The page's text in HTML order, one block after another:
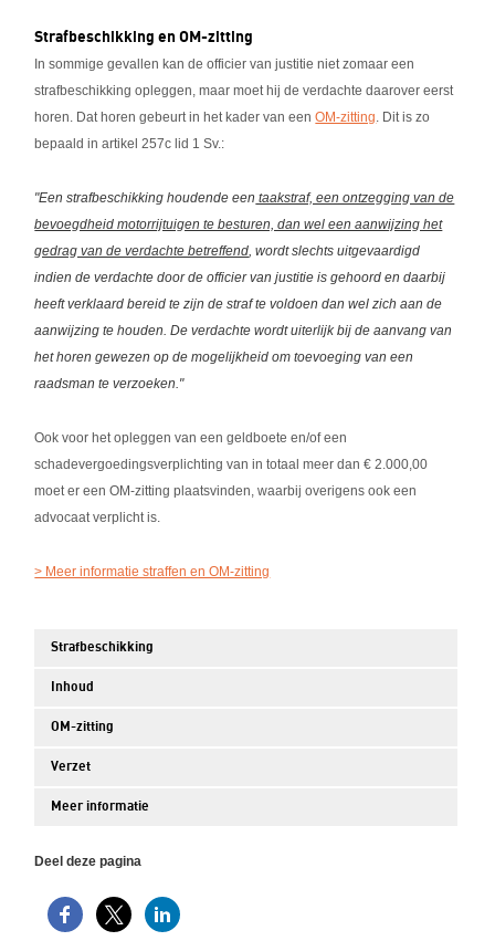
Strafbeschikking en OM-zitting
In sommige gevallen kan de officier van justitie niet zomaar een
strafbeschikking opleggen, maar moet hij de verdachte daarover eerst
horen. Dat horen gebeurt in het kader van eenOM-zitting. Dit is zo
bepaald in artikel 257c lid 1 Sv.:
"Een strafbeschikking houdende een taakstraf, een ontzegging van de
bevoegdheid motorrijtuigen te besturen, dan wel een aanwijzing het
gedrag van de verdachte betreffend, wordt slechts uitgevaardigd
indien de verdachte door de officier van justitie is gehoord en daarbij
heeft verklaard bereid te zijn de straf te voldoen dan wel zich aan de
aanwijzing te houden. De verdachte wordt uiterlijk bij de aanvang van
het horen gewezen op de mogelijkheid om toevoeging van een
raadsman te verzoeken."
Ook voor het opleggen van een geldboete en/of een
schadevergoedingsverplichting van in totaal meer dan € 2.000,00
moet er een OM-zitting plaatsvinden, waarbij overigens ook een
advocaat verplicht is.
> Meer informatie straffen en OM-zitting
Strafbeschikking
Inhoud
OM-zitting
Verzet
Meer informatie
Deel deze pagina